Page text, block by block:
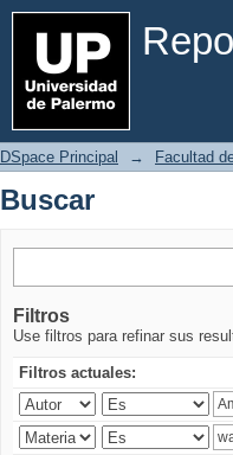
Buscar
DSpace Principal → Facultad
Buscar
Filtros
Use filtros para refinar sus
Filtros actuales: